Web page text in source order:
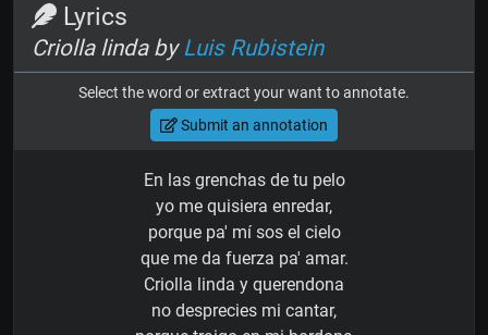
Lyrics
Criolla linda byLuis Rubistein
Select the word or extract your want to annotate.
Submit an annotation
En las grenchas de tu pelo
yo me quisiera enredar,
porque pa' mí sos el cielo
que me da fuerza pa' amar.
Criolla linda y querendona
no desprecies mi cantar,